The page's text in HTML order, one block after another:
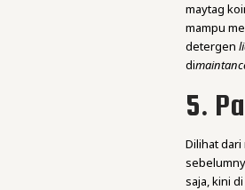
maytag
mampu
detergen
di
5.
Dilihat
saja, kini